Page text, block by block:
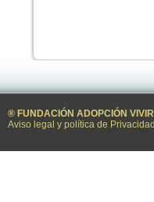
® FUNDACIÓN ADOPCIÓN
Aviso legal y política de Privacidad